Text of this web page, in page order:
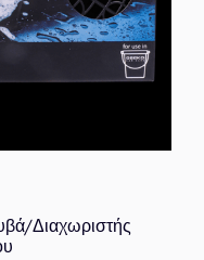
Διαχωριστής